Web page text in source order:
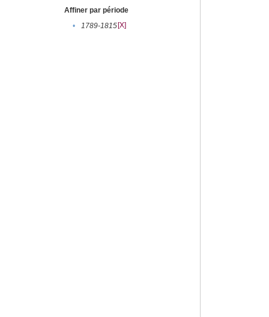
Affiner par période
•
1789-1815[X]